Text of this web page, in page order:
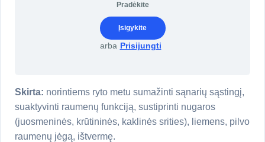
Pradėkite
Įsigykite
arba Prisijungti
Skirta: norintiems ryto metu sumažinti sąnarių sąstingį,
suaktyvinti raumenų funkciją, sustiprinti nugaros
(juosmeninės, krūtininės, kaklinės srities), liemens, pilvo
raumenų jėgą, ištvermę.